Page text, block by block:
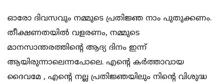
ഓരോ ദിവസവും നമ്മുടെ പ്രതിജ്ഞ നാം പുതുക്കണം.
തീക്ഷണതയില്‍ വളരണം, നമ്മുടെ
മാനസാന്തരത്തിന്റെ ആദ്യ ദിനം ഇന്ന്
ആയിരുന്നാലെന്നപോലെ. എന്റെ കര്‍ത്താവായ
ദൈവമേ , എന്റെ നല്ല പ്രതിജ്ഞയിലും നിന്റെ വിശുദ്ധ